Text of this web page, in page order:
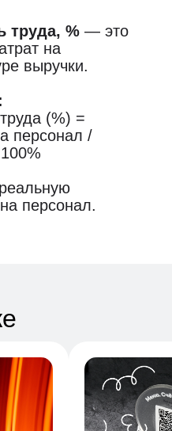
труда, %— это
на
выручки.
(%) =
персонал /
персонал.